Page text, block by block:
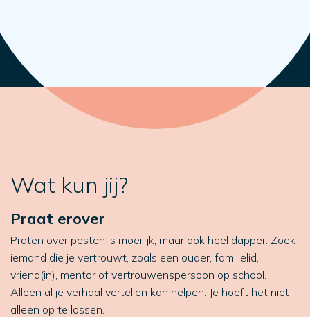
Wat kun jij?
Praat erover
Praten over pesten is moeilijk, maar ook heel dapper. Zoek
iemand die je vertrouwt, zoals een ouder, familielid,
vriend(in), mentor of vertrouwenspersoon op school.
Alleen al je verhaal vertellen kan helpen. Je hoeft het niet
alleen op te lossen.